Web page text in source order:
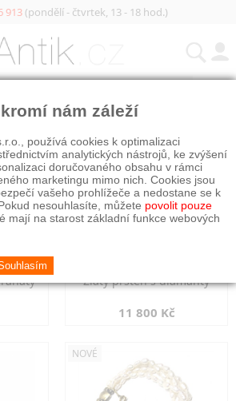
913(pondělí - čtvrtek, 13 - 18 hod.)
Zlatý prsten s diamanty
11 800 Kč
NOVÉ
nám záleží
používá cookies k optimalizaci
analytických nástrojů, ke zvýšení
doručovaného obsahu v rámci
marketingu mimo nich. Cookies jsou
vašeho prohlížeče a nedostane se k
nesouhlasíte, můžete povolit pouze
mají na starost základní funkce webových